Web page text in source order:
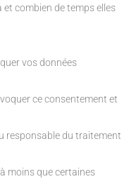
combien de temps elles
vos données
ce consentement et
responsable du traitement
moins que certaines